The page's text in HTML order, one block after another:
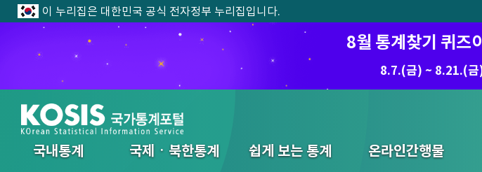
이 누리집은 대한민국 공식 전자정부 누리집입니다.
제13회 2026 국가승인통계활용 디지털
2026.7.29 ~ 8.7
8월 통계찾기 퀴즈
8.7.(금) ~ 8.21.(금
국내통계 국제ㆍ북한통계 쉽게 보는 통계 온라인간행물